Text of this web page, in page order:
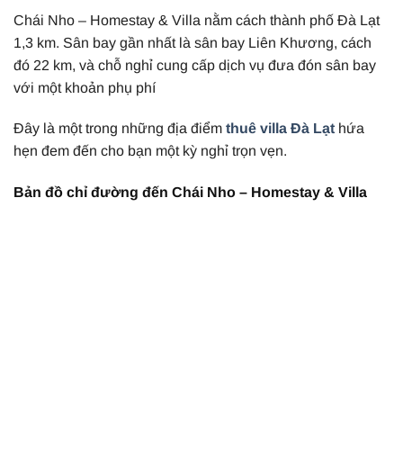
Chái Nho – Homestay & Villa nằm cách thành phố Đà Lạt
1,3 km. Sân bay gần nhất là sân bay Liên Khương, cách
đó 22 km, và chỗ nghỉ cung cấp dịch vụ đưa đón sân bay
với một khoản phụ phí
Đây là một trong những địa điểm thuê villa Đà Lạt hứa
hẹn đem đến cho bạn một kỳ nghỉ trọn vẹn.
Bản đồ chỉ đường đến Chái Nho – Homestay & Villa